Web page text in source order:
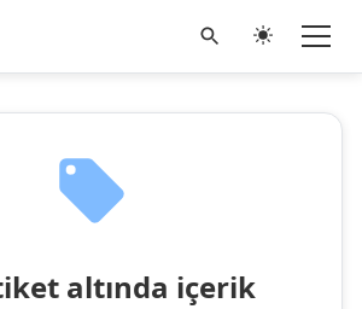
altında içerik